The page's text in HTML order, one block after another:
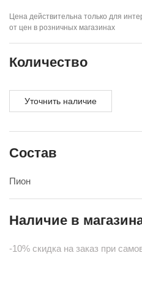
Цена действительна только для
от цен в розничных магазинах
Количество
Уточнить наличие
Состав
Пион
Наличие в
-10% скидка на заказ при